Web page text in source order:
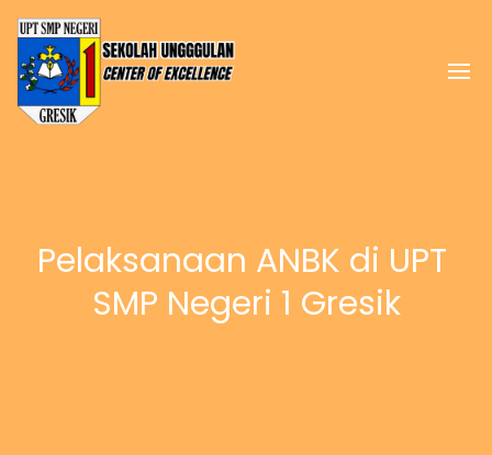
Pelaksanaan ANBK di UPT
SMP Negeri 1 Gresik